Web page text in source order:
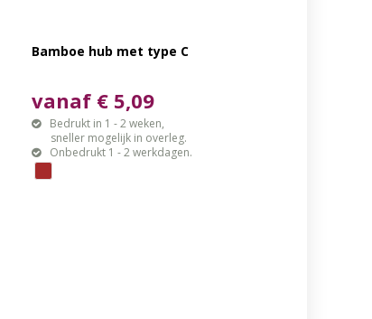
Bamboe hub met type C
vanaf € 5,09
Bedrukt in 1 - 2 weken,
sneller mogelijk in overleg.
Onbedrukt 1 - 2 werkdagen.